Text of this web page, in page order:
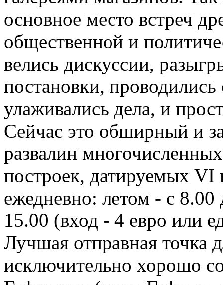
основное место встреч
общественной и
велись дискуссии,
постановки, проводились
улаживались дела, и
Сейчас это обширный и
развалин
построек, датируемых
ежедневно: летом - с
15.00 (вход - 4 евро или
Лучшая отправная точка
исключительно хорошо